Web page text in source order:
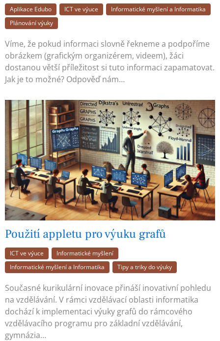
Aplikace Edubo ICT ve výuce
Informatické myšlení a Informatika
Plánování výuky
Víme, že pokud informaci slovně řekneme a podpoříme
obrázkem (grafickým organizérem, videem), žáci
dostanou větší příležitost si tuto informaci zapamatovat.
Jak je to možné? Odpověď nám…
Použití appletu pro výuku grafů
ICT ve výuce
Informatické myšlení
Informatické myšlení a Informatika
Tipy a triky do výuky
Současné kurikulární inovace přináší inovativní pohledu
na vzdělávání. V rámci vzdělávací oblasti informatika
dochází k implementaci výuky grafů do rámcového
vzdělávacího programu pro základní vzdělávání,
gymnázia…